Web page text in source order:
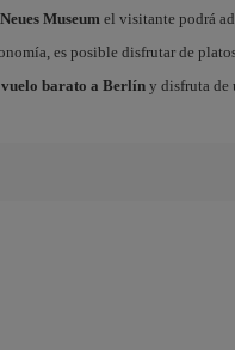
Neues Museumel visitante podrá
es posible disfrutar de
vuelo barato a Berlíny disfruta de